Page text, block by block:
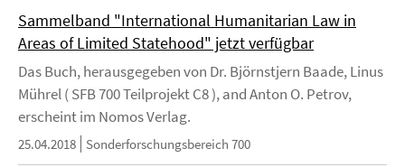
Sammelband "International Humanitarian Law in
Areas of Limited Statehood" jetzt verfügbar
Das Buch, herausgegeben von Dr. Björnstjern Baade, Linus
Mührel ( SFB 700 Teilprojekt C8 ), and Anton O. Petrov,
erscheint im Nomos Verlag.
25.04.2018 Sonderforschungsbereich 700